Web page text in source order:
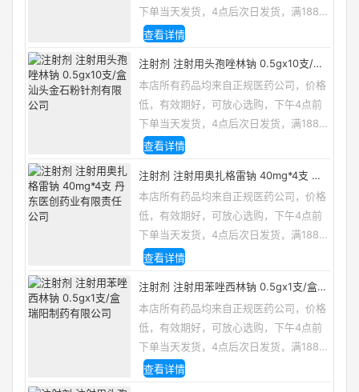
下单当天发货，4点后次日发货，满188包
邮，咨询电话/微信：13335162133
查看详情
注射剂 注射用头孢唑林钠 0.5gx10支/盒
汕头金石粉针剂有限公司
本店所有药品均来自正规医药公司，价格
低，有效期好，可放心选购，下午4点前
下单当天发货，4点后次日发货，满188包
邮，咨询电话/微信：13335162133
查看详情
注射剂 注射用奥扎格雷钠 40mg*4支 丹
东医创药业有限责任公司
本店所有药品均来自正规医药公司，价格
低，有效期好，可放心选购，下午4点前
下单当天发货，4点后次日发货，满188包
邮，咨询电话/微信：13335162133
查看详情
注射剂 注射用苯唑西林钠 0.5gx1支/盒
瑞阳制药有限公司
本店所有药品均来自正规医药公司，价格
低，有效期好，可放心选购，下午4点前
下单当天发货，4点后次日发货，满188包
邮，咨询电话/微信：13335162133
查看详情